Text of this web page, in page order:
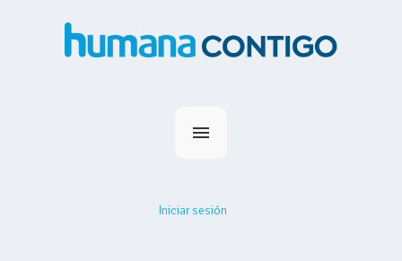
Iniciar sesión